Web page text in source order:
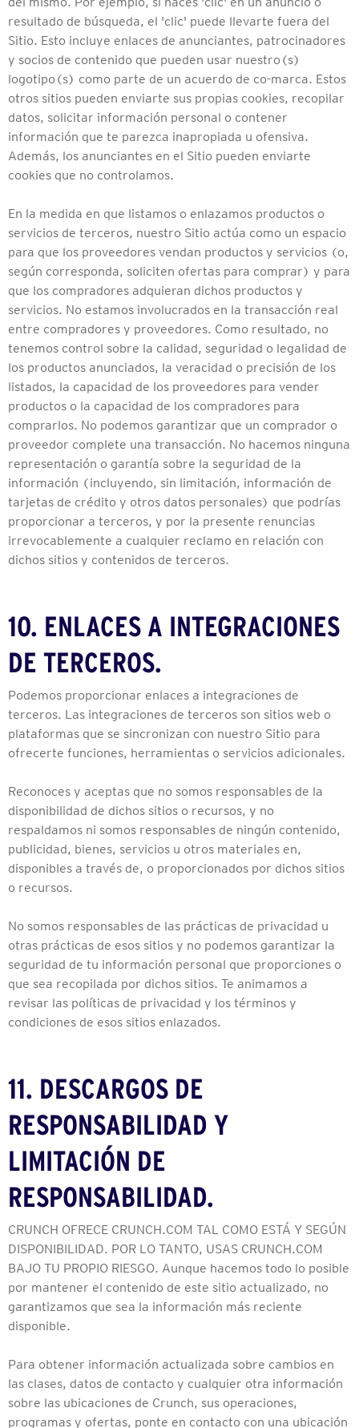
resultado de búsqueda, el 'clic' puede llevarte fuera del
Sitio. Esto incluye enlaces de anunciantes, patrocinadores
y socios de contenido que pueden usar nuestro(s)
logotipo(s) como parte de un acuerdo de co-marca. Estos
otros sitios pueden enviarte sus propias cookies, recopilar
datos, solicitar información personal o contener
información que te parezca inapropiada u ofensiva.
Además, los anunciantes en el Sitio pueden enviarte
cookies que no controlamos.
En la medida en que listamos o enlazamos productos o
servicios de terceros, nuestro Sitio actúa como un espacio
para que los proveedores vendan productos y servicios (o,
según corresponda, soliciten ofertas para comprar) y para
que los compradores adquieran dichos productos y
servicios. No estamos involucrados en la transacción real
entre compradores y proveedores. Como resultado, no
tenemos control sobre la calidad, seguridad o legalidad de
los productos anunciados, la veracidad o precisión de los
listados, la capacidad de los proveedores para vender
productos o la capacidad de los compradores para
comprarlos. No podemos garantizar que un comprador o
proveedor complete una transacción. No hacemos ninguna
representación o garantía sobre la seguridad de la
información (incluyendo, sin limitación, información de
tarjetas de crédito y otros datos personales) que podrías
proporcionar a terceros, y por la presente renuncias
irrevocablemente a cualquier reclamo en relación con
dichos sitios y contenidos de terceros.
10. ENLACES A INTEGRACIONES
DE TERCEROS.
Podemos proporcionar enlaces a integraciones de
terceros. Las integraciones de terceros son sitios web o
plataformas que se sincronizan con nuestro Sitio para
ofrecerte funciones, herramientas o servicios adicionales.
Reconoces y aceptas que no somos responsables de la
disponibilidad de dichos sitios o recursos, y no
respaldamos ni somos responsables de ningún contenido,
publicidad, bienes, servicios u otros materiales en,
disponibles a través de, o proporcionados por dichos sitios
o recursos.
No somos responsables de las prácticas de privacidad u
otras prácticas de esos sitios y no podemos garantizar la
seguridad de tu información personal que proporciones o
que sea recopilada por dichos sitios. Te animamos a
revisar las políticas de privacidad y los términos y
condiciones de esos sitios enlazados.
11. DESCARGOS DE
RESPONSABILIDAD Y
LIMITACIÓN DE
RESPONSABILIDAD.
CRUNCH OFRECE CRUNCH.COM TAL COMO ESTÁ Y SEGÚN
DISPONIBILIDAD. POR LO TANTO, USAS CRUNCH.COM
BAJO TU PROPIO RIESGO. Aunque hacemos todo lo posible
por mantener el contenido de este sitio actualizado, no
garantizamos que sea la información más reciente
disponible.
Para obtener información actualizada sobre cambios en
las clases, datos de contacto y cualquier otra información
sobre las ubicaciones de Crunch, sus operaciones,
programas y ofertas, ponte en contacto con una ubicación